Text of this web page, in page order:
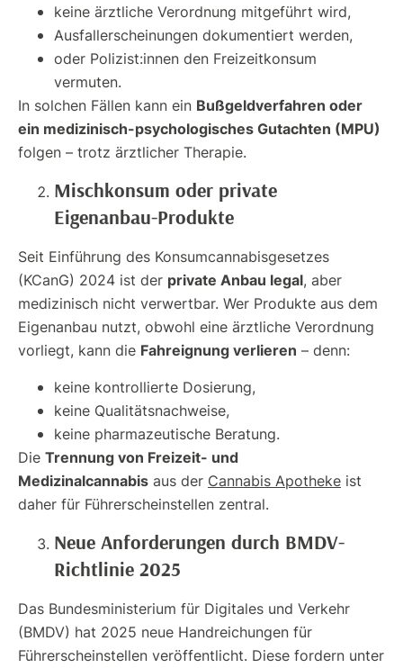
keine ärztliche Verordnung mitgeführt wird,
Ausfallerscheinungen dokumentiert werden,
oder Polizist:innen den Freizeitkonsum
vermuten.
In solchen Fällen kann ein Bußgeldverfahren oder
ein medizinisch-psychologisches Gutachten (MPU)
folgen – trotz ärztlicher Therapie.
Mischkonsum oder private
Eigenanbau-Produkte
Seit Einführung des Konsumcannabisgesetzes
(KCanG) 2024 ist der private Anbau legal, aber
medizinisch nicht verwertbar. Wer Produkte aus dem
Eigenanbau nutzt, obwohl eine ärztliche Verordnung
vorliegt, kann die Fahreignung verlieren – denn:
keine kontrollierte Dosierung,
keine Qualitätsnachweise,
keine pharmazeutische Beratung.
Die Trennung von Freizeit- und
Medizinalcannabis aus der Cannabis Apotheke ist
daher für Führerscheinstellen zentral.
Neue Anforderungen durch BMDV-
Richtlinie 2025
Das Bundesministerium für Digitales und Verkehr
(BMDV) hat 2025 neue Handreichungen für
Führerscheinstellen veröffentlicht. Diese fordern unter